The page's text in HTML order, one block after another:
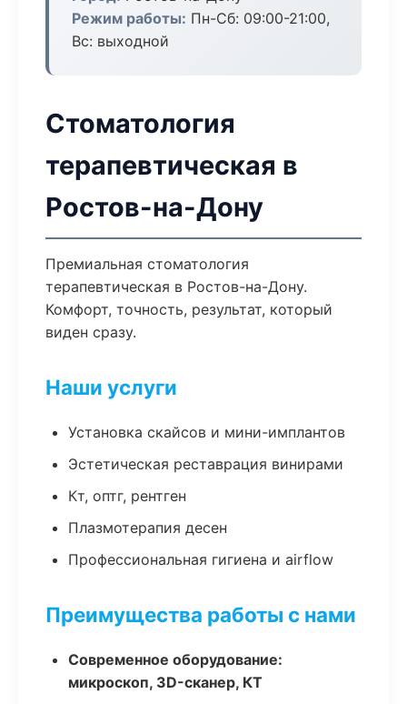
Режим работы: Пн-Сб: 09:00-21:00,
Вс: выходной
Стоматология
терапевтическая в
Ростов-на-Дону
Премиальная стоматология
терапевтическая в Ростов-на-Дону.
Комфорт, точность, результат, который
виден сразу.
Наши услуги
Установка скайсов и мини-имплантов
Эстетическая реставрация винирами
Кт, оптг, рентген
Плазмотерапия десен
Профессиональная гигиена и airflow
Преимущества работы с нами
Современное оборудование:
микроскоп, 3D-сканер, КТ